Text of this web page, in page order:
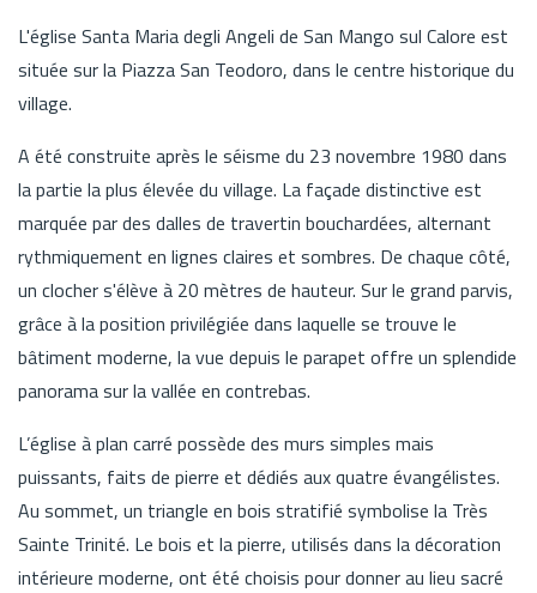
L'église Santa Maria degli Angeli de San Mango sul Calore est
située sur la Piazza San Teodoro, dans le centre historique du
village.
A été construite après le séisme du 23 novembre 1980 dans
la partie la plus élevée du village. La façade distinctive est
marquée par des dalles de travertin bouchardées, alternant
rythmiquement en lignes claires et sombres. De chaque côté,
un clocher s'élève à 20 mètres de hauteur. Sur le grand parvis,
grâce à la position privilégiée dans laquelle se trouve le
bâtiment moderne, la vue depuis le parapet offre un splendide
panorama sur la vallée en contrebas.
L’église à plan carré possède des murs simples mais
puissants, faits de pierre et dédiés aux quatre évangélistes.
Au sommet, un triangle en bois stratifié symbolise la Très
Sainte Trinité. Le bois et la pierre, utilisés dans la décoration
intérieure moderne, ont été choisis pour donner au lieu sacré